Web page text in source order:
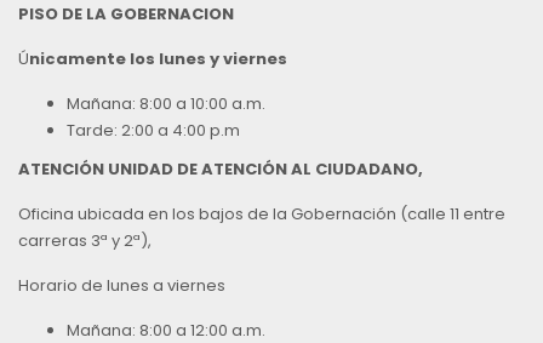
PISO DE LA GOBERNACION
Únicamente los lunes y viernes
Mañana: 8:00 a 10:00 a.m.
Tarde: 2:00 a 4:00 p.m
ATENCIÓN UNIDAD DE ATENCIÓN AL CIUDADANO,
Oficina ubicada en los bajos de la Gobernación (calle 11 entre
carreras 3ª y 2ª),
Horario de lunes a viernes
Mañana: 8:00 a 12:00 a.m.